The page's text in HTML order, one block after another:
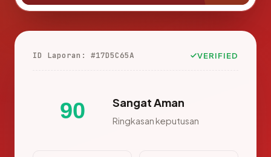
ID Laporan: #17D5C65A VERIFIED
90 Sangat Aman
Ringkasan keputusan